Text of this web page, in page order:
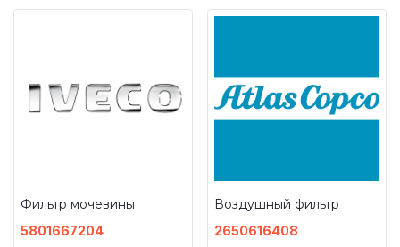
Фильтр мочевины
5801667204
Воздушный фильтр
2650616408